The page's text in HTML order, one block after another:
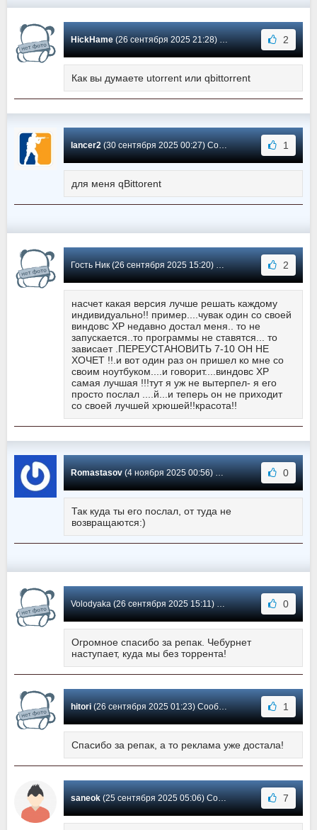
HickHame(26 сентября 2025 21:28) Сообщение #6214 2
Как вы думаете utorrent или qbittorrent
lancer2(30 сентября 2025 00:27) Сообщение #6213 1
для меня qBittorent
Гость Ник (26 сентября 2025 15:20) Сообщение #6212 2
насчет какая версия лучше решать каждому
индивидуально!! пример....чувак один со своей
виндовс ХР недавно достал меня.. то не
запускается..то программы не ставятся... то
зависает .ПЕРЕУСТАНОВИТЬ 7-10 ОН НЕ
ХОЧЕТ !!.и вот один раз он пришел ко мне со
своим ноутбуком....и говорит....виндовс ХР
самая лучшая !!!тут я уж не вытерпел- я его
просто послал ....й...и теперь он не приходит
со своей лучшей хрюшей!!красота!!
Romastasov(4 ноября 2025 00:56) Сообщение #6211 0
Так куда ты его послал, от туда не
возвращаются:)
Volodyaka (26 сентября 2025 15:11) Сообщение #6210 0
Огромное спасибо за репак. Чебурнет
наступает, куда мы без торрента!
hitori(26 сентября 2025 01:23) Сообщение #6209 1
Спасибо за репак, а то реклама уже достала!
saneok(25 сентября 2025 05:06) Сообщение #6208 7